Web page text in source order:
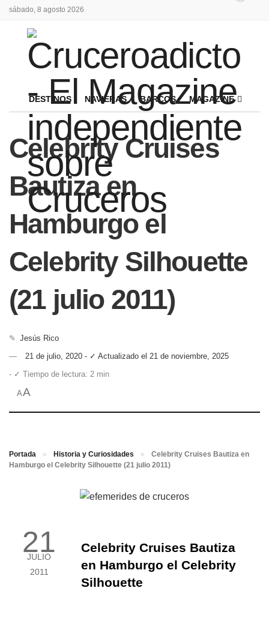
sábado, 8 agosto 2026
DESTINOS NAVIERAS BARCOS MAGAZINE
Celebrity Cruises
Bautiza en
Hamburgo el
Celebrity Silhouette
(21 julio 2011)
✎ Jesús Rico
21 de julio, 2020 - ✓ Actualizado el 21 de noviembre, 2025
- ✓ Tiempo de lectura: 2 min
AA
Portada » Historia y Curiosidades »
Celebrity Cruises Bautiza en
Hamburgo el Celebrity Silhouette (21 julio 2011)
21
JULIO
2011
Celebrity Cruises Bautiza
en Hamburgo el Celebrity
Silhouette